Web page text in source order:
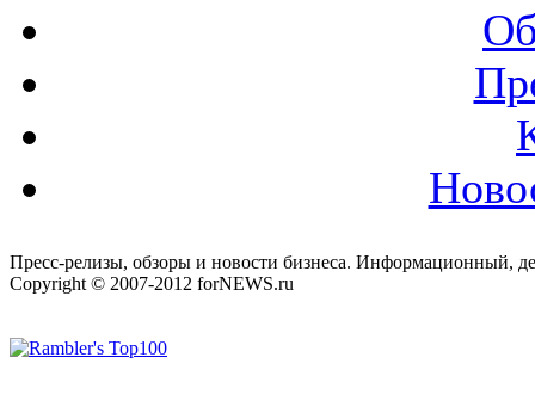
Пресс-релизы, обзоры и новости бизнеса. Информационный,
Copyright © 2007-2012 forNEWS.ru